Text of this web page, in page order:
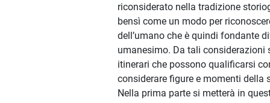
riconsiderato nella tradizione
bensì come un modo per
dell’umano che è quindi fondante
umanesimo. Da tali considerazioni
itinerari che possono qualificarsi
considerare figure e momenti della
Nella prima parte si metterà in